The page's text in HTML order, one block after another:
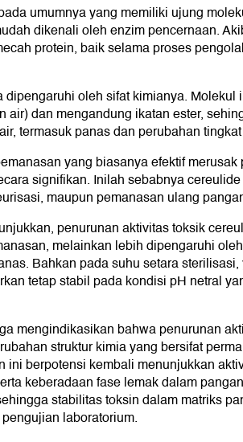
umumnya yang memiliki ujung
dikenali oleh enzim pencernaan.
protein, baik selama proses
oleh sifat kimianya. Molekul
air) dan mengandung ikatan ester,
termasuk panas dan perubahan
yang biasanya efektif merusak
signifikan. Inilah sebabnya
maupun pemanasan ulang
penurunan aktivitas toksik
melainkan lebih dipengaruhi
Bahkan pada suhu setara
tetap stabil pada kondisi pH netral
mengindikasikan bahwa penurunan
struktur kimia yang bersifat
ini berpotensi kembali menunjukkan
keberadaan fase lemak dalam
stabilitas toksin dalam matriks
laboratorium.